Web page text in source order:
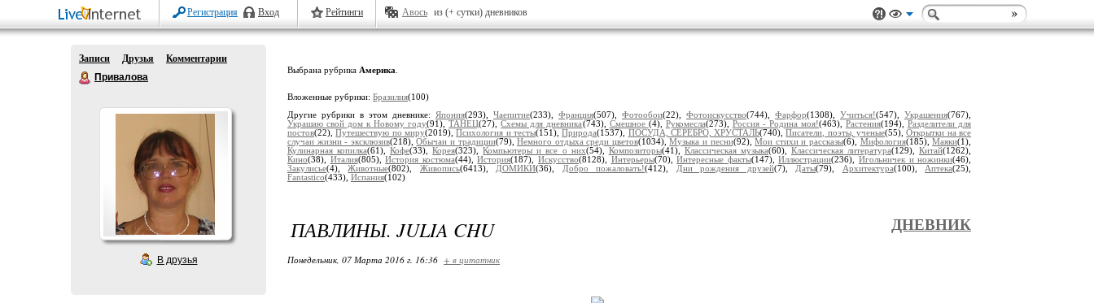
Регистрация Вход Рейтинги Авось из (+ сутки) дневников
Записи Друзья
Комментарии
Привалова
В друзья
Выбрана рубрика Америка
Вложенные рубрики: Бразилия(100)
Другие рубрики в этом дневнике: Япония(293), Чаепитие(233), Франция(507), Фотообои(22), Фотоискусство(744), Фарфор(1308), Учиться!(547), Украшения(767),
Украшаю свой дом к Новому году(91),ТАНЕЦ(27),Схемы для дневника(743), Смешное (4), Рукомесла(273), Россия - Родина моя!(463), Растения(194),Разделители для
постов(22),Путешествую по миру(2019),Психология и тесты(151),Природа(1537), ПОСУДА, СЕРЕБРО, ХРУСТАЛЬ(740),Писатели, поэты, ученые(55),Открытки на все
случаи жизни - эксклюзив(218),Обычаи и традиции(79),Немного отдыха среди цветов(1034),Музыка и песни(92),Мои стихи и рассказы(6), Мифология(185),Маяки(1),
Кулинарная копилка(61),Кофе(33),Корея(323),Компьютеры и все о них(54), Композиторы(41), Классическая музыка(60), Классическая литература(129),Китай(1262),
Кино(38), Италия(805),История костюма(44),История(187), Искусство(8128), Интерьеры(70),Интересные факты(147),Иллюстрации(236), Игольничек и ножинки(46),
Закулисье(4),Животные(802), Живопись(6413), ДОМИКИ(36), Добро пожаловать!(412), Дни рождения друзей(7), Даты(79), Архитектура(100), Аптека(25),
Fantastico(433), Испания(102)
ПАВЛИНЫ. JULIA CHU ДНЕВНИК
Понедельник, 07 Марта 2016 г. 16:36 + в цитатник